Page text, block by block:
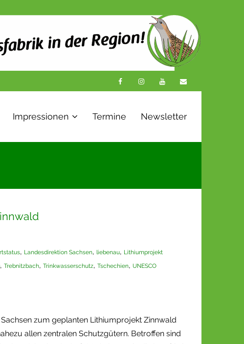
Impressionen Termine Newsletter
, Landesdirektion Sachsen, liebenau, Lithiumprojekt
, Trebnitzbach, Trinkwasserschutz, Tschechien, UNESCO
zum geplanten Lithiumprojekt Zinnwald
allen zentralen Schutzgütern. Betroffen sind